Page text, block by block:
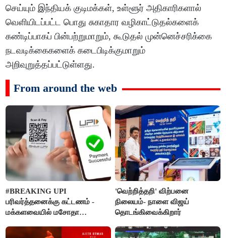
செய்யும் இந்தியக் குடிமக்கள், உள்ளூர் அதிகாரிகளால்
வெளியிடப்பட்ட பொது சுகாதார வழிகாட்டுதல்களைக்
கண்டிப்பாகப் பின்பற்றுமாறும், கூடுதல் முன்னெச்சரிக்கை
நடவடிக்கைகளைக் கடைபிடிக்குமாறும்
அறிவுறுத்தப்பட்டுள்ளது.
From around the web
#BREAKING UPI
பரிவர்த்தனைக்கு கட்டணம் -
மக்களவையில் மசோதா
'வெற்றித்தறி' விற்பனை
நிலையம்- நாளை விஜய்
தொடங்கிவைக்கிறார்